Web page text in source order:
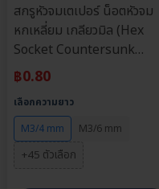
สกรูหัวจมเตเปอร์ น็อตหัวจม
หกเหลี่ยม เกลียวมิล (Hex
Socket Countersunk
Screw) วัสดุ: สแตนเลส 304 |
ขนาด M3, M4, M5, M6 |
ความยาว: 4-70 มม. | จำหน่าย
ราคาต่อตัว
฿0.80
เลือกความยาว
M3/4 mm
M3/6 mm
+45 ตัวเลือก